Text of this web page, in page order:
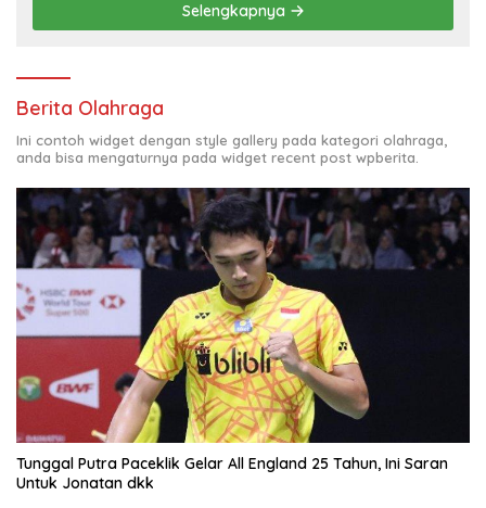
Selengkapnya
Berita Olahraga
Ini contoh widget dengan style gallery pada kategori olahraga,
anda bisa mengaturnya pada widget recent post wpberita.
Tunggal Putra Paceklik Gelar All England 25 Tahun, Ini Saran
Untuk Jonatan dkk